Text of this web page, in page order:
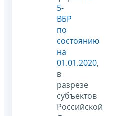
5-
ВБР
по
состоянию
на
01.01.2020,
в
разрезе
субъектов
Российской